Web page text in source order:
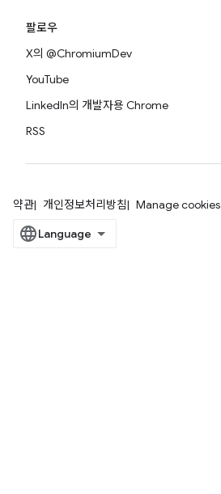
팔로우
X의 @ChromiumDev
YouTube
LinkedIn의 개발자용 Chrome
RSS
약관 개인정보처리방침 Manage cookies